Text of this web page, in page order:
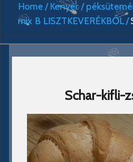
Home Kenyér /
mix B LISZTKEVERÉKBŐL
Schar-kifli-